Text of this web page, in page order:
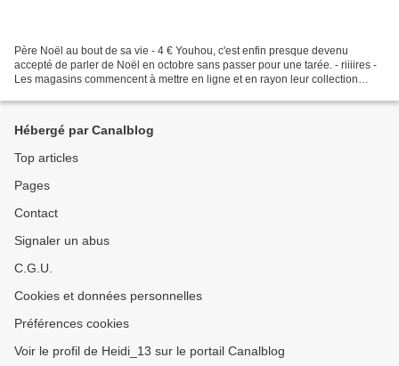
Père Noël au bout de sa vie - 4 € Youhou, c'est enfin presque devenu
accepté de parler de Noël en octobre sans passer pour une tarée. - riiiires -
Les magasins commencent à mettre en ligne et en rayon leur collection
Hébergé par Canalblog
Top articles
Pages
Contact
Signaler un abus
C.G.U.
Cookies et données personnelles
Préférences cookies
Voir le profil de Heidi_13 sur le portail Canalblog